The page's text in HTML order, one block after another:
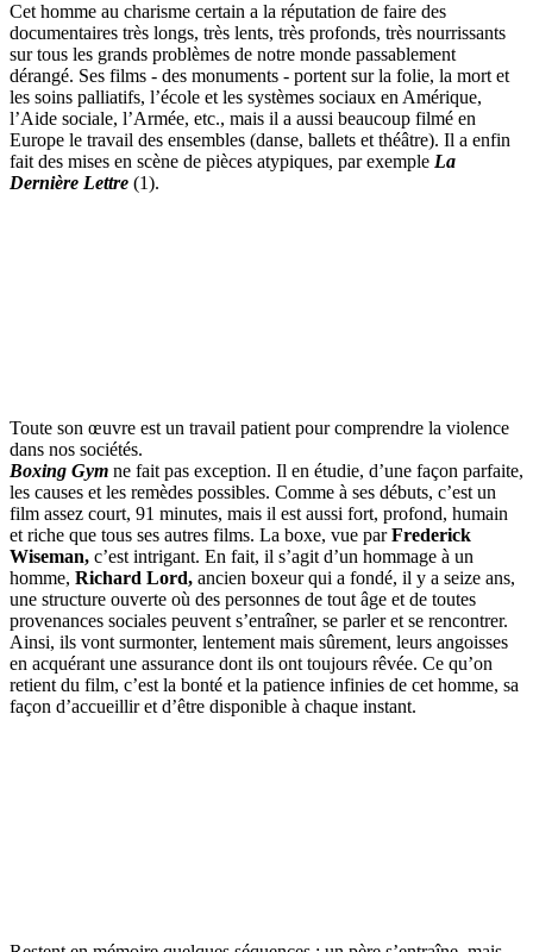
Cet homme au charisme certain a la réputation de faire des
documentaires très longs, très lents, très profonds, très nourrissants
sur tous les grands problèmes de notre monde passablement
dérangé. Ses films - des monuments - portent sur la folie, la mort et
les soins palliatifs, l’école et les systèmes sociaux en Amérique,
l’Aide sociale, l’Armée, etc., mais il a aussi beaucoup filmé en
Europe le travail des ensembles (danse, ballets et théâtre). Il a enfin
fait des mises en scène de pièces atypiques, par exemple La
Dernière Lettre (1).
Toute son œuvre est un travail patient pour comprendre la violence
dans nos sociétés.
Boxing Gym ne fait pas exception. Il en étudie, d’une façon parfaite,
les causes et les remèdes possibles. Comme à ses débuts, c’est un
film assez court, 91 minutes, mais il est aussi fort, profond, humain
et riche que tous ses autres films. La boxe, vue parFrederick
Wiseman, c’est intrigant. En fait, il s’agit d’un hommage à un
homme, Richard Lord, ancien boxeur qui a fondé, il y a seize ans,
une structure ouverte où des personnes de tout âge et de toutes
provenances sociales peuvent s’entraîner, se parler et se rencontrer.
Ainsi, ils vont surmonter, lentement mais sûrement, leurs angoisses
en acquérant une assurance dont ils ont toujours rêvée. Ce qu’on
retient du film, c’est la bonté et la patience infinies de cet homme, sa
façon d’accueillir et d’être disponible à chaque instant.